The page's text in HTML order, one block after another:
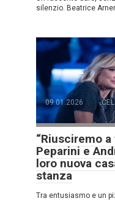
silenzio. Beatrice
09.01.2026
“Riusciremo
Peparini e
loro nuova
stanza
Tra entusiasmo e un